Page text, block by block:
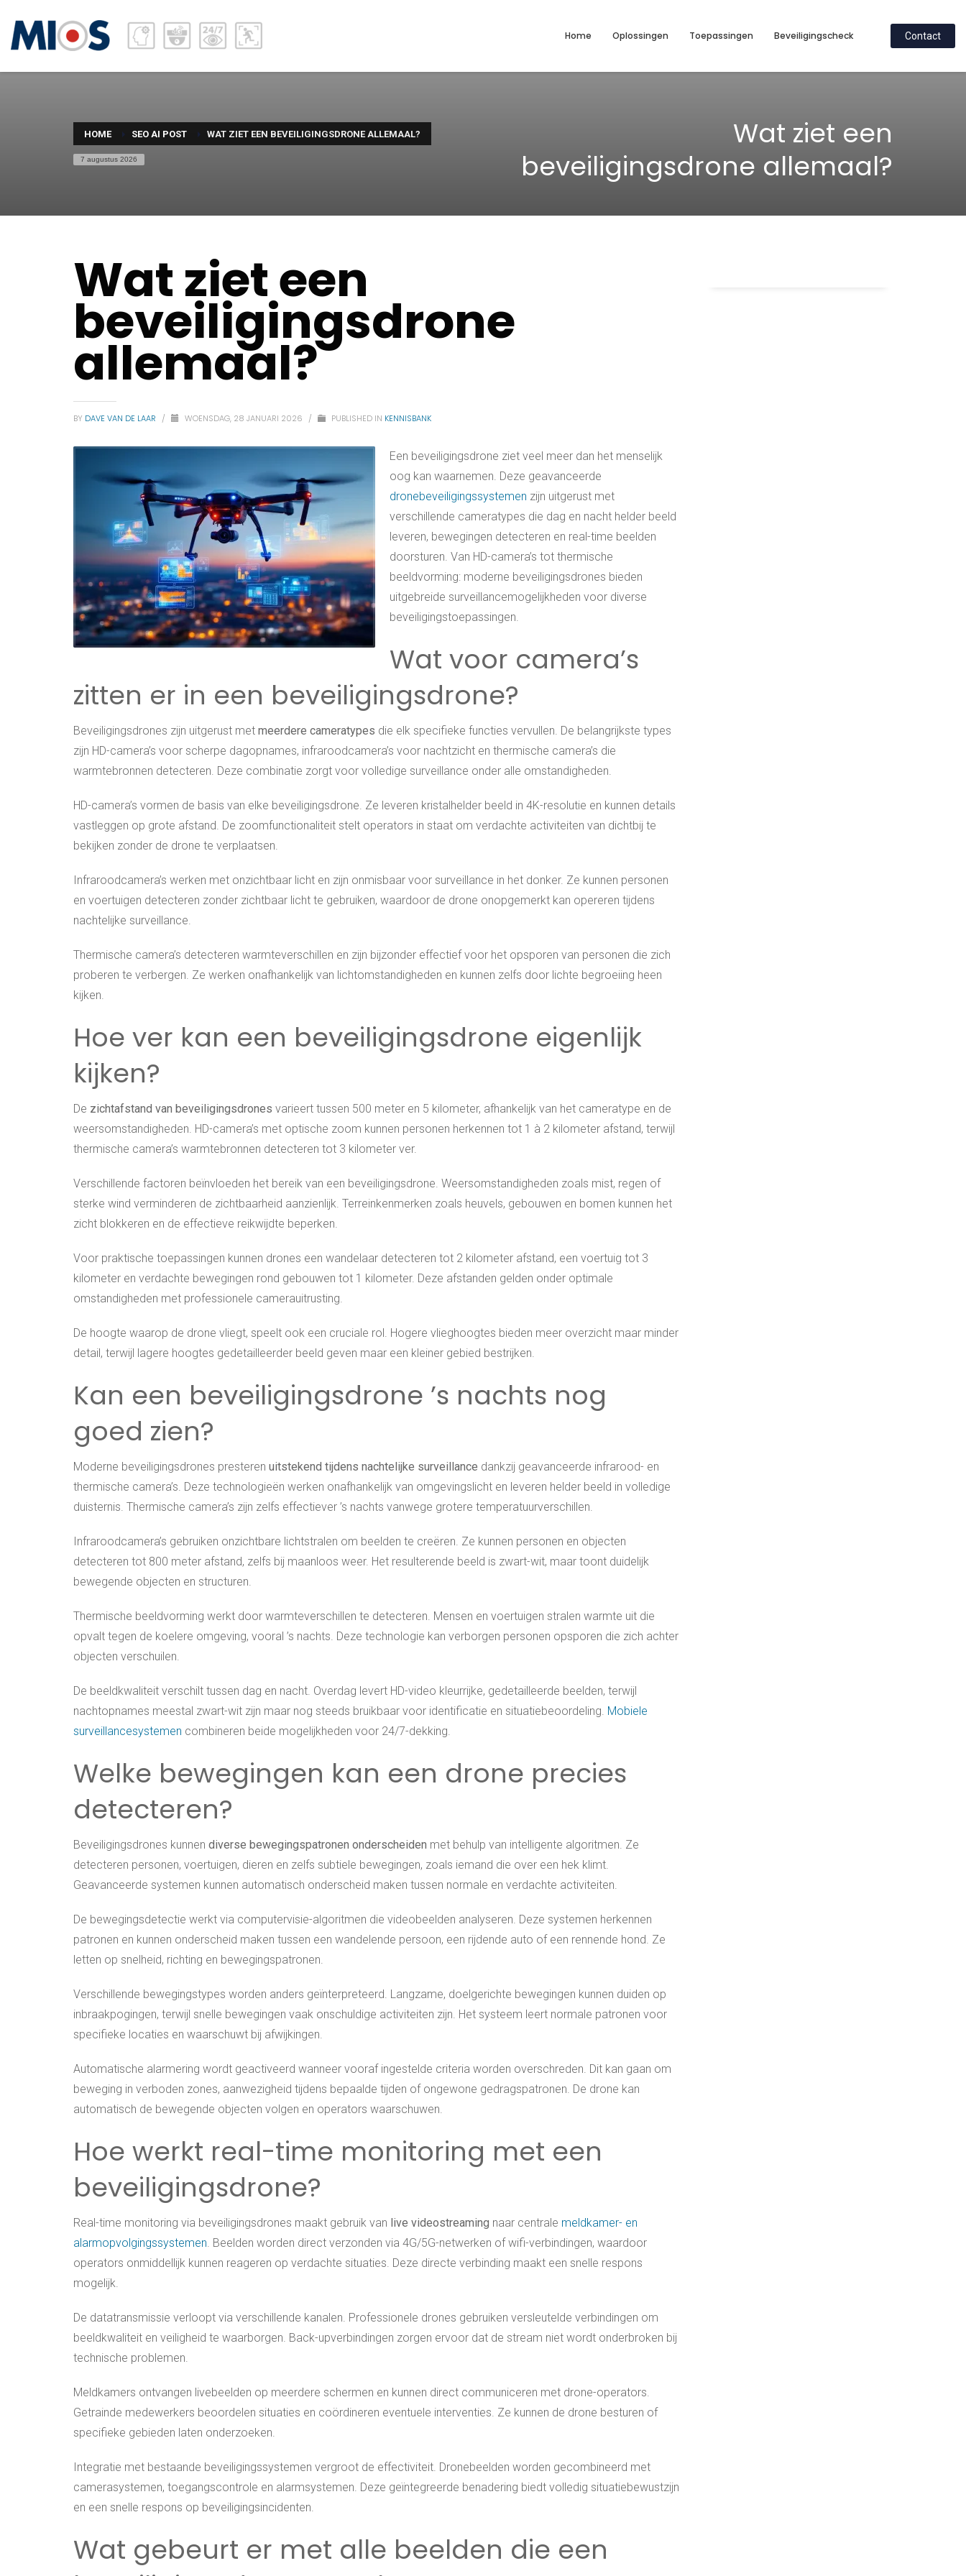
Home Oplossingen Toepassingen Beveiligingscheck Contact
HOME SEO AI POST WAT ZIET EEN BEVEILIGINGSDRONE ALLEMAAL?
7 augustus 2026
Wat ziet een
beveiligingsdrone allemaal?
Wat ziet een
beveiligingsdrone
allemaal?
BY DAVE VAN DE LAAR / WOENSDAG, 28 JANUARI 2026 / PUBLISHED IN KENNISBANK
Een beveiligingsdrone ziet veel meer dan het menselijk
oog kan waarnemen. Deze geavanceerde
dronebeveiligingssystemen zijn uitgerust met
verschillende cameratypes die dag en nacht helder beeld
leveren, bewegingen detecteren en real-time beelden
doorsturen. Van HD-camera’s tot thermische
beeldvorming: moderne beveiligingsdrones bieden
uitgebreide surveillancemogelijkheden voor diverse
beveiligingstoepassingen.
Wat voor camera’s
zitten er in een beveiligingsdrone?
Beveiligingsdrones zijn uitgerust met meerdere cameratypes die elk specifieke functies vervullen. De belangrijkste types
zijn HD-camera’s voor scherpe dagopnames, infraroodcamera’s voor nachtzicht en thermische camera’s die
warmtebronnen detecteren. Deze combinatie zorgt voor volledige surveillance onder alle omstandigheden.
HD-camera’s vormen de basis van elke beveiligingsdrone. Ze leveren kristalhelder beeld in 4K-resolutie en kunnen details
vastleggen op grote afstand. De zoomfunctionaliteit stelt operators in staat om verdachte activiteiten van dichtbij te
bekijken zonder de drone te verplaatsen.
Infraroodcamera’s werken met onzichtbaar licht en zijn onmisbaar voor surveillance in het donker. Ze kunnen personen
en voertuigen detecteren zonder zichtbaar licht te gebruiken, waardoor de drone onopgemerkt kan opereren tijdens
nachtelijke surveillance.
Thermische camera’s detecteren warmteverschillen en zijn bijzonder effectief voor het opsporen van personen die zich
proberen te verbergen. Ze werken onafhankelijk van lichtomstandigheden en kunnen zelfs door lichte begroeiing heen
kijken.
Hoe ver kan een beveiligingsdrone eigenlijk
kijken?
De zichtafstand van beveiligingsdrones varieert tussen 500 meter en 5 kilometer, afhankelijk van het cameratype en de
weersomstandigheden. HD-camera’s met optische zoom kunnen personen herkennen tot 1 à 2 kilometer afstand, terwijl
thermische camera’s warmtebronnen detecteren tot 3 kilometer ver.
Verschillende factoren beïnvloeden het bereik van een beveiligingsdrone. Weersomstandigheden zoals mist, regen of
sterke wind verminderen de zichtbaarheid aanzienlijk. Terreinkenmerken zoals heuvels, gebouwen en bomen kunnen het
zicht blokkeren en de effectieve reikwijdte beperken.
Voor praktische toepassingen kunnen drones een wandelaar detecteren tot 2 kilometer afstand, een voertuig tot 3
kilometer en verdachte bewegingen rond gebouwen tot 1 kilometer. Deze afstanden gelden onder optimale
omstandigheden met professionele camerauitrusting.
De hoogte waarop de drone vliegt, speelt ook een cruciale rol. Hogere vlieghoogtes bieden meer overzicht maar minder
detail, terwijl lagere hoogtes gedetailleerder beeld geven maar een kleiner gebied bestrijken.
Kan een beveiligingsdrone ’s nachts nog
goed zien?
Moderne beveiligingsdrones presteren uitstekend tijdens nachtelijke surveillance dankzij geavanceerde infrarood- en
thermische camera’s. Deze technologieën werken onafhankelijk van omgevingslicht en leveren helder beeld in volledige
duisternis. Thermische camera’s zijn zelfs effectiever ’s nachts vanwege grotere temperatuurverschillen.
Infraroodcamera’s gebruiken onzichtbare lichtstralen om beelden te creëren. Ze kunnen personen en objecten
detecteren tot 800 meter afstand, zelfs bij maanloos weer. Het resulterende beeld is zwart-wit, maar toont duidelijk
bewegende objecten en structuren.
Thermische beeldvorming werkt door warmteverschillen te detecteren. Mensen en voertuigen stralen warmte uit die
opvalt tegen de koelere omgeving, vooral ’s nachts. Deze technologie kan verborgen personen opsporen die zich achter
objecten verschuilen.
De beeldkwaliteit verschilt tussen dag en nacht. Overdag levert HD-video kleurrijke, gedetailleerde beelden, terwijl
nachtopnames meestal zwart-wit zijn maar nog steeds bruikbaar voor identificatie en situatiebeoordeling. Mobiele
surveillancesystemen combineren beide mogelijkheden voor 24/7-dekking.
Welke bewegingen kan een drone precies
detecteren?
Beveiligingsdrones kunnen diverse bewegingspatronen onderscheiden met behulp van intelligente algoritmen. Ze
detecteren personen, voertuigen, dieren en zelfs subtiele bewegingen, zoals iemand die over een hek klimt.
Geavanceerde systemen kunnen automatisch onderscheid maken tussen normale en verdachte activiteiten.
De bewegingsdetectie werkt via computervisie-algoritmen die videobeelden analyseren. Deze systemen herkennen
patronen en kunnen onderscheid maken tussen een wandelende persoon, een rijdende auto of een rennende hond. Ze
letten op snelheid, richting en bewegingspatronen.
Verschillende bewegingstypes worden anders geïnterpreteerd. Langzame, doelgerichte bewegingen kunnen duiden op
inbraakpogingen, terwijl snelle bewegingen vaak onschuldige activiteiten zijn. Het systeem leert normale patronen voor
specifieke locaties en waarschuwt bij afwijkingen.
Automatische alarmering wordt geactiveerd wanneer vooraf ingestelde criteria worden overschreden. Dit kan gaan om
beweging in verboden zones, aanwezigheid tijdens bepaalde tijden of ongewone gedragspatronen. De drone kan
automatisch de bewegende objecten volgen en operators waarschuwen.
Hoe werkt real-time monitoring met een
beveiligingsdrone?
Real-time monitoring via beveiligingsdrones maakt gebruik van live videostreaming naar centrale meldkamer- en
alarmopvolgingssystemen. Beelden worden direct verzonden via 4G/5G-netwerken of wifi-verbindingen, waardoor
operators onmiddellijk kunnen reageren op verdachte situaties. Deze directe verbinding maakt een snelle respons
mogelijk.
De datatransmissie verloopt via verschillende kanalen. Professionele drones gebruiken versleutelde verbindingen om
beeldkwaliteit en veiligheid te waarborgen. Back-upverbindingen zorgen ervoor dat de stream niet wordt onderbroken bij
technische problemen.
Meldkamers ontvangen livebeelden op meerdere schermen en kunnen direct communiceren met drone-operators.
Getrainde medewerkers beoordelen situaties en coördineren eventuele interventies. Ze kunnen de drone besturen of
specifieke gebieden laten onderzoeken.
Integratie met bestaande beveiligingssystemen vergroot de effectiviteit. Dronebeelden worden gecombineerd met
camerasystemen, toegangscontrole en alarmsystemen. Deze geïntegreerde benadering biedt volledig situatiebewustzijn
en een snelle respons op beveiligingsincidenten.
Wat gebeurt er met alle beelden die een